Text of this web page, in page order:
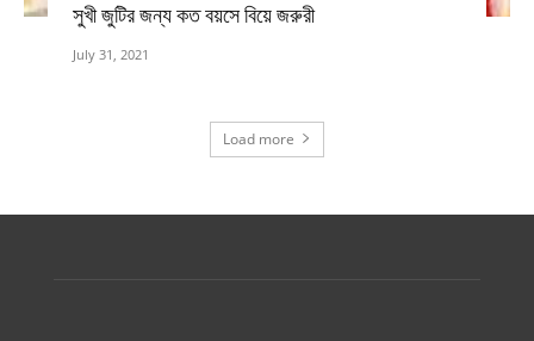
সুখী জুটির জন্য কত বয়সে বিয়ে জরুরী
July 31, 2021
Load more